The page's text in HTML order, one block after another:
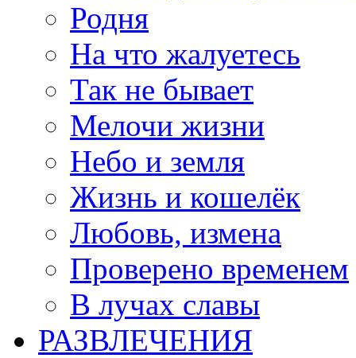
Родня
На что жалуетесь
Так не бывает
Мелочи жизни
Небо и земля
Жизнь и кошелёк
Любовь, измена
Проверено временем
В лучах славы
РАЗВЛЕЧЕНИЯ